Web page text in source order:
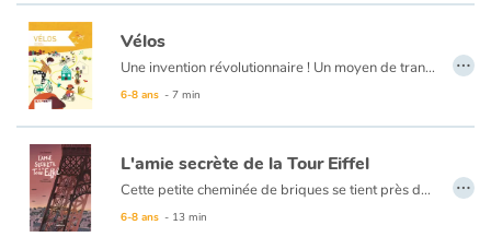
Vélos
Une invention révolutionnaire ! Un moyen de transport écologique. Il libère les femmes, fait la révolution en Chine, remplace les voitures quand il n'y a plus d'essence. On s'en sert même pour faire le Tour de France. Partout dans le monde, les vélos sont indispensables.
6-8 ans - 7 min
…
L'amie secrète de la Tour Eiffel
Cette petite cheminée de briques se tient près du pilier ouest. Elle connaît la tour sur le bout des doigts et raconte son histoire selon son point de vue. Elle est d’abord très jalouse de son succès. Cette « asperge de pacotille » l’agace, à regarder tout le monde d’en haut !
6-8 ans - 13 min
…